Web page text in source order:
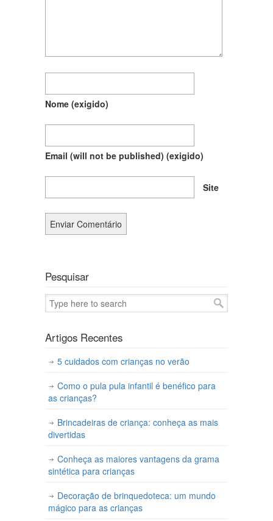
Nome (exigido)
Email (will not be published) (exigido)
Site
Pesquisar
Artigos Recentes
5 cuidados com crianças no verão
Como o pula pula infantil é benéfico para
as crianças?
Brincadeiras de criança: conheça as mais
divertidas
Conheça as maiores vantagens da grama
sintética para crianças
Decoração de brinquedoteca: um mundo
mágico para as crianças